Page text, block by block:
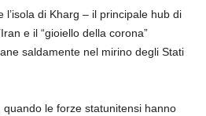
di Kharg – il principale hub di
e il “gioiello della corona”
saldamente nel mirino degli Stati
quando le forze statunitensi hanno